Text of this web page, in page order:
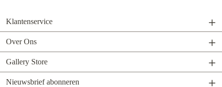
Klantenservice
Over Ons
Gallery Store
Nieuwsbrief abonneren